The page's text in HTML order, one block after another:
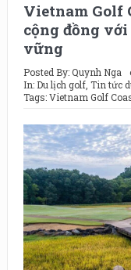
Vietnam Golf
cộng đồng
vững
Posted By:Quynh Nga
In: Du lịch golf, Tin tức
Tags:Vietnam Golf